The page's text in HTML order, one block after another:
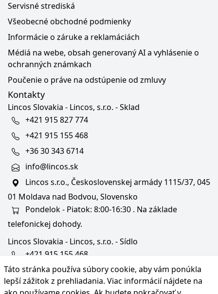
Táto stránka používa súbory cookie, aby vám ponúkla
lepší zážitok z prehliadania. Viac informácií nájdete na
Servisné strediská
Všeobecné obchodné podmienky
Informácie o záruke a reklamáciách
Médiá na webe, obsah generovaný AI a vyhlásenie o
ochranných známkach
Poučenie o práve na odstúpenie od zmluvy
Kontakty
Lincos Slovakia - Lincos, s.r.o. - Sklad
+421 915 827 774
+421 915 155 468
+36 30 343 6714
info@lincos.sk
Lincos s.r.o., Československej armády 1115/37, 045
01 Moldava nad Bodvou, Slovensko
Pondelok - Piatok: 8:00-16:30 . Na základe
telefonickej dohody.
Lincos Slovakia - Lincos, s.r.o. - Sídlo
+421 915 155 468
+36/30 343 6714
bratislava@lincos.sk